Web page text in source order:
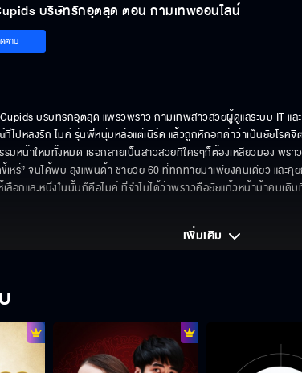
บริษัทรักอุตลุด ตอน กามเทพออนไลน์
ตาม
บริษัทรักอุตลุด แพรวพราว กามเทพสาวสวยผู้ดูแลระบบ IT แล
ปหลงรัก ไมค์ รุ่นพี่หนุ่มหล่อแต่เนิร์ด แล้วถูกหักอกด่าว่าเป็นยัยโรคจิ
รมหน้าใหม่ทั้งหมด เธอกลายเป็นสาวสวยที่ใครๆก็ต้องเหลียวมอง พร
ขี้เหร่” จนได้พบ ลุงแพนด้า ชายวัย 60 ที่ทักทายมาเพียงคนเดียว และ
ลือกและหนึ่งในนั้นก็คือไมค์ ที่จำไม่ได้ว่าพราวคือยัยแก้วหน้าม้าคนเดิ
เพิ่มเติม